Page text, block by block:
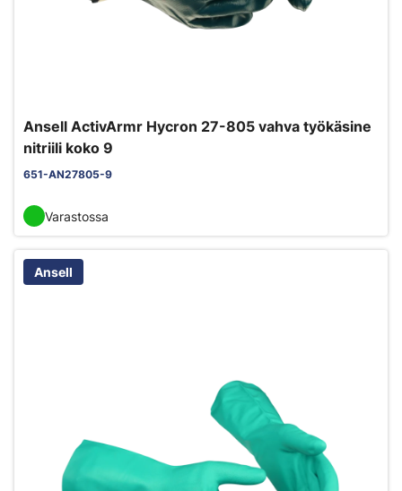
Ansell ActivArmr Hycron 27-805 vahva työkäsine
nitriili koko 9
651-AN27805-9
Varastossa
Ansell